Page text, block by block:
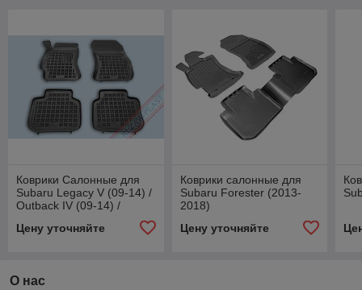
Коврики Салонные для
Subaru Legacy V (09-14) /
Outback IV (09-14) /
Цену уточняйте
Коврики салонные для
Subaru Forester (2013-
2018)
Цену уточняйте
О нас